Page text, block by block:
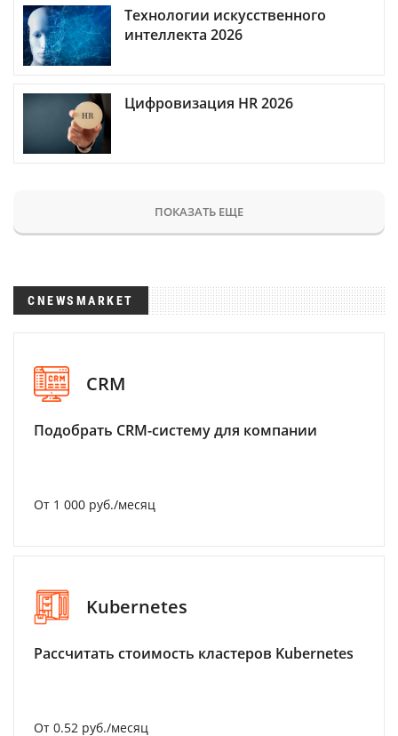
Технологии искусственного
интеллекта 2026
Цифровизация HR 2026
ПОКАЗАТЬ ЕЩЕ
CNEWSMARKET
CRM
Подобрать CRM-систему для компании
От 1 000 руб./месяц
Kubernetes
Рассчитать стоимость кластеров Kubernetes
От 0.52 руб./месяц